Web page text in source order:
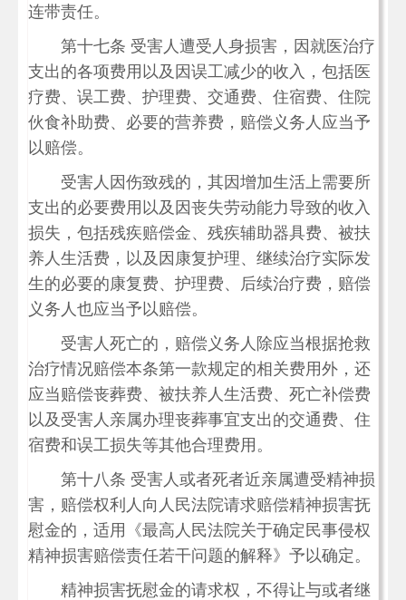
连带责任。
第十七条 受害人遭受人身损害，因就医治疗
支出的各项费用以及因误工减少的收入，包括医
疗费、误工费、护理费、交通费、住宿费、住院
伙食补助费、必要的营养费，赔偿义务人应当予
以赔偿。
受害人因伤致残的，其因增加生活上需要所
支出的必要费用以及因丧失劳动能力导致的收入
损失，包括残疾赔偿金、残疾辅助器具费、被扶
养人生活费，以及因康复护理、继续治疗实际发
生的必要的康复费、护理费、后续治疗费，赔偿
义务人也应当予以赔偿。
受害人死亡的，赔偿义务人除应当根据抢救
治疗情况赔偿本条第一款规定的相关费用外，还
应当赔偿丧葬费、被扶养人生活费、死亡补偿费
以及受害人亲属办理丧葬事宜支出的交通费、住
宿费和误工损失等其他合理费用。
第十八条 受害人或者死者近亲属遭受精神损
害，赔偿权利人向人民法院请求赔偿精神损害抚
慰金的，适用《最高人民法院关于确定民事侵权
精神损害赔偿责任若干问题的解释》予以确定。
精神损害抚慰金的请求权，不得让与或者继